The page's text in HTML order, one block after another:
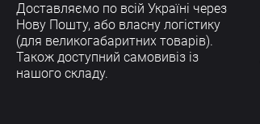
Доставляємо по всій Україні через
Нову Пошту, або власну логістику
(для великогабаритних товарів).
Також доступний самовивіз із
нашого складу.